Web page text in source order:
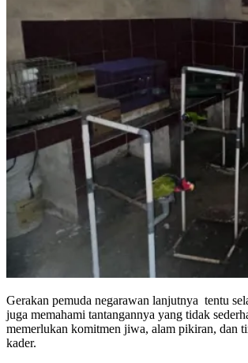
Gerakan pemuda negarawan lanjutnya tentu
juga memahami tantangannya yang tidak
memerlukan komitmen jiwa, alam pikiran, dan
kader.